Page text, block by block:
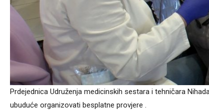
Prdejednica Udruženja medicinskih sestara i tehničara
ubuduće organizovati besplatne provjere .